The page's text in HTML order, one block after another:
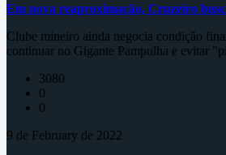
Em nova reaproximação, Cruzeiro
Clube mineiro ainda negocia condição
continuar no Gigante Pampulha e evitar
3080
0
0
9 de February de 2022